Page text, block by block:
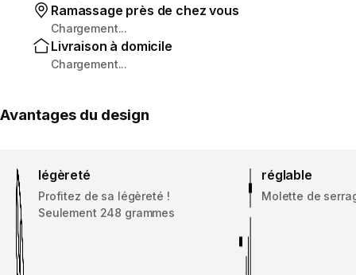
Ramassage près de chez vous
Chargement...
Livraison à domicile
Chargement...
Avantages du design
légèreté
Profitez de sa légèreté !
Seulement 248 grammes
réglable
Molette de